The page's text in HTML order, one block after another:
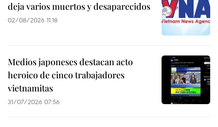
deja varios muertos y desaparecidos
02/08/2026 11:18
Medios japoneses destacan acto
heroico de cinco trabajadores
vietnamitas
31/07/2026 07:56